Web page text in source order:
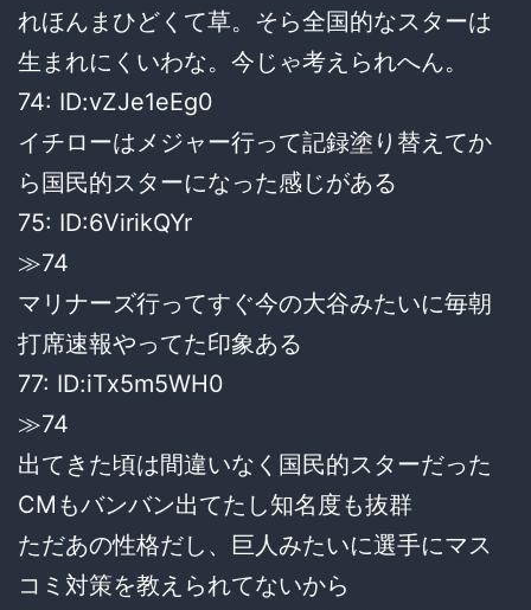
れほんまひどくて草。そら全国的なスターは
生まれにくいわな。今じゃ考えられへん。
74: ID:vZJe1eEg0
イチローはメジャー行って記録塗り替えてか
ら国民的スターになった感じがある
75: ID:6VirikQYr
≫74
マリナーズ行ってすぐ今の大谷みたいに毎朝
打席速報やってた印象ある
77: ID:iTx5m5WH0
≫74
出てきた頃は間違いなく国民的スターだった
CMもバンバン出てたし知名度も抜群
ただあの性格だし、巨人みたいに選手にマス
コミ対策を教えられてないから